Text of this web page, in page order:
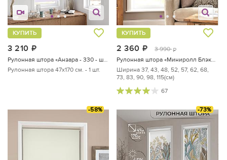
3 210
КУПИТЬ
Рулонная штора «Анзара - 330 - ширина 47 см»
Рулонная штора 47х170 см. - 1 шт.
2 360 руб.
3 990 руб.
КУПИТЬ
Рулонная штора «Миниролл Блэкаут Ультиса (бежевый) - ширина 73 см.»
Ширина 37, 43, 48, 52, 57, 62, 68,
73, 83, 90, 98, 115(см)
67
-58% -73%